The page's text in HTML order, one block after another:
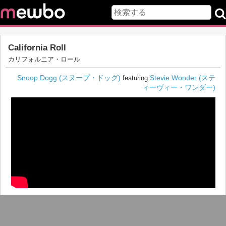
California Roll
カリフォルニア・ロール
Snoop Dogg (スヌープ・ドッグ) featuring Stevie Wonder (ステ
ィーヴィー・ワンダー)